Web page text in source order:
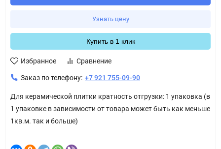
Узнать цену
Купить в 1 клик
Избранное Сравнение
Заказ по телефону: +7 921 755-09-90
Для керамической плитки кратность отгрузки: 1 упаковка (в
1 упаковке в зависимости от товара может быть как меньше
1кв.м. так и больше)